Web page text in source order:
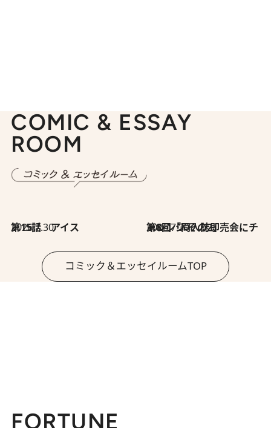
COMIC & ESSAY
ROOM
2026.7.30
第15話 アイス 2026.7.30
第8回「同人誌即売会にチャレンジ その2」
コミック＆エッセイルームTOP
FORTUNE